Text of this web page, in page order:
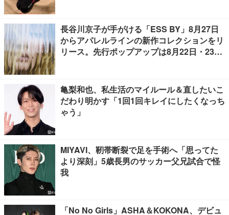
長谷川京子が手がける「ESS BY」8月27日
からアパレルラインの新作コレクションをリ
リース。先行ポップアップは8月22日・23日
亀梨和也、私生活のマイルール＆直したいこ
だわり明かす「1回1回キレイにしたくなっち
ゃう」
MIYAVI、靭帯断裂で足を手術へ「思ってた
より深刻」5歳長男のサッカー父兄試合で怪
我
「No No Girls」ASHA＆KOKONA、デビュ